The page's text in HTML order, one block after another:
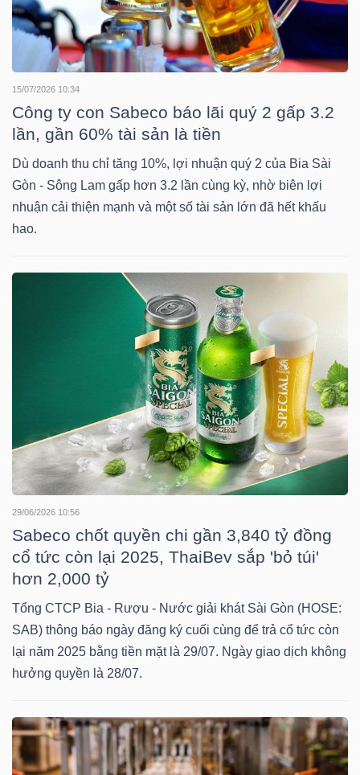
15/07/2026 10:34
Công ty con Sabeco báo lãi quý 2 gấp 3.2
lần, gần 60% tài sản là tiền
Dù doanh thu chỉ tăng 10%, lợi nhuận quý 2 của Bia Sài
Gòn - Sông Lam gấp hơn 3.2 lần cùng kỳ, nhờ biên lợi
nhuận cải thiện mạnh và một số tài sản lớn đã hết khấu
hao.
29/06/2026 10:56
Sabeco chốt quyền chi gần 3,840 tỷ đồng
cổ tức còn lại 2025, ThaiBev sắp 'bỏ túi'
hơn 2,000 tỷ
Tổng CTCP Bia - Rượu - Nước giải khát Sài Gòn (HOSE:
SAB) thông báo ngày đăng ký cuối cùng để trả cổ tức còn
lại năm 2025 bằng tiền mặt là 29/07. Ngày giao dịch không
hưởng quyền là 28/07.
VIETSTOCKFINANCE
MÔ
DOANH
PHÁI
TRÁI
PHIẾU
CỤ
TƯ